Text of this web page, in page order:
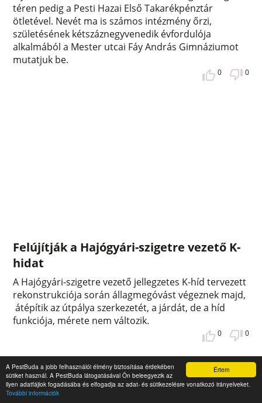
Értem
A PestBuda a jobb felhasználói élmény biztosítása érdekében
sütiket használ. A PestBuda látogatásával Ön beleegyezik az
ilyen adatfájlok fogadásába és elfogadja az adat- és sütikezelésre vonatkozó irányelveket.
További információk
téren pedig a Pesti Hazai Első Takarékpénztár
ötletével. Nevét ma is számos intézmény őrzi,
születésének kétszáznegyvenedik évfordulója
alkalmából a Mester utcai Fáy András Gimnáziumot
mutatjuk be.
0 0
Felújítják a Hajógyári-szigetre vezető K-
hidat
A Hajógyári-szigetre vezető jellegzetes K-híd tervezett
rekonstrukciója során állagmegóvást végeznek majd,
átépítik az útpálya szerkezetét, a járdát, de a híd
funkciója, mérete nem változik.
0 0